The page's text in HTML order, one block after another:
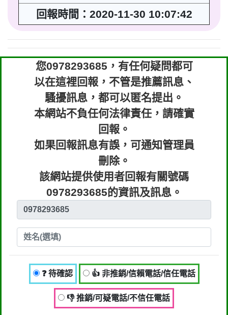
回報時間：2020-11-30 10:07:42
您0978293685，有任何疑問都可
以在這裡回報，不管是推薦訊息、
騷擾訊息，都可以匿名提出。
本網站不負任何法律責任，請確實
回報。
如果回報訊息有誤，可通知管理員
刪除。
該網站提供使用者回報有關號碼
0978293685的資訊及訊息。
❓ 待確認 👍 非推銷/信賴電話/信任電話
👎 推銷/可疑電話/不信任電話